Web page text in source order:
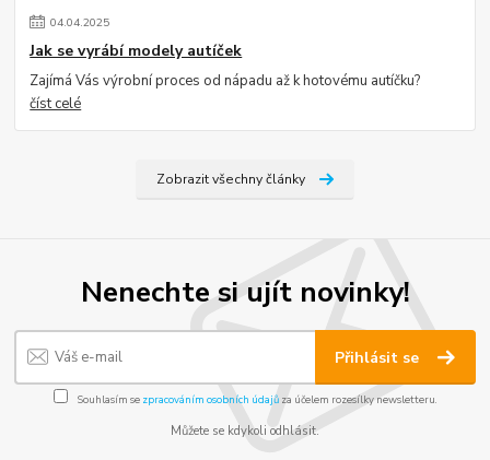
04.04.2025
Jak se vyrábí modely autíček
Zajímá Vás výrobní proces od nápadu až k hotovému autíčku?
číst celé
Zobrazit všechny články
Nenechte si ujít novinky!
Přihlásit se
Souhlasím se zpracováním osobních údajůza účelem rozesílky newsletteru.
Můžete se kdykoli odhlásit.